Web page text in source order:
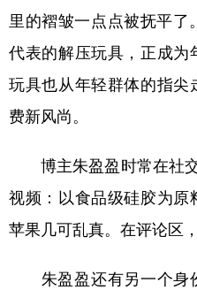
里的褶皱一点点被抚平了
代表的解压玩具，正成
玩具也从年轻群体的指
费新风尚。
博主朱盈盈时常在社交
视频：以食品级硅胶为
苹果几可乱真。在评论区
朱盈盈还有另一个身